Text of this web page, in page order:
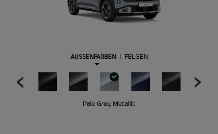
AUSSENFARBEN FELGEN
Pale Grey Metallic